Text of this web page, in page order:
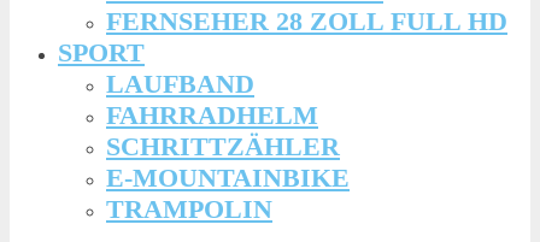
FERNSEHER 28 ZOLL FULL HD
SPORT
LAUFBAND
FAHRRADHELM
SCHRITTZÄHLER
E-MOUNTAINBIKE
TRAMPOLIN